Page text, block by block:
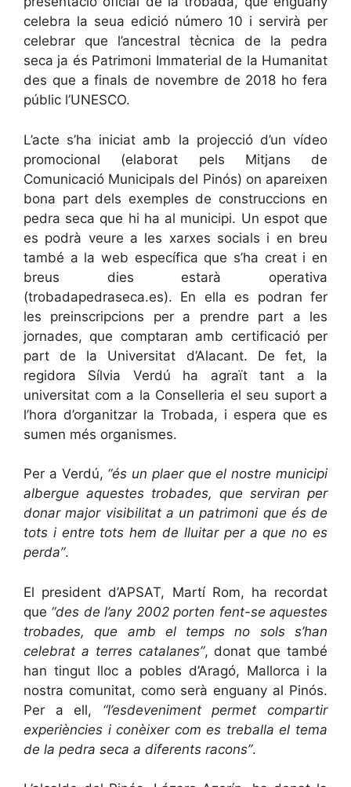
celebra la seua edició número 10 i servirà per
celebrar que l’ancestral tècnica de la pedra
seca ja és Patrimoni Immaterial de la Humanitat
des que a finals de novembre de 2018 ho fera
públic l’UNESCO.
L’acte s’ha iniciat amb la projecció d’un vídeo
promocional (elaborat pels Mitjans de
Comunicació Municipals del Pinós) on apareixen
bona part dels exemples de construccions en
pedra seca que hi ha al municipi. Un espot que
es podrà veure a les xarxes socials i en breu
també a la web específica que s’ha creat i en
breus dies estarà operativa
(trobadapedraseca.es). En ella es podran fer
les preinscripcions per a prendre part a les
jornades, que comptaran amb certificació per
part de la Universitat d’Alacant. De fet, la
regidora Sílvia Verdú ha agraït tant a la
universitat com a la Conselleria el seu suport a
l’hora d’organitzar la Trobada, i espera que es
sumen més organismes.
Per a Verdú, “és un plaer que el nostre municipi
albergue aquestes trobades, que serviran per
donar major visibilitat a un patrimoni que és de
tots i entre tots hem de lluitar per a que no es
perda”.
El president d’APSAT, Martí Rom, ha recordat
que “des de l’any 2002 porten fent-se aquestes
trobades, que amb el temps no sols s’han
celebrat a terres catalanes”, donat que també
han tingut lloc a pobles d’Aragó, Mallorca i la
nostra comunitat, como serà enguany al Pinós.
Per a ell, “l’esdeveniment permet compartir
experiències i conèixer com es treballa el tema
de la pedra seca a diferents racons”.